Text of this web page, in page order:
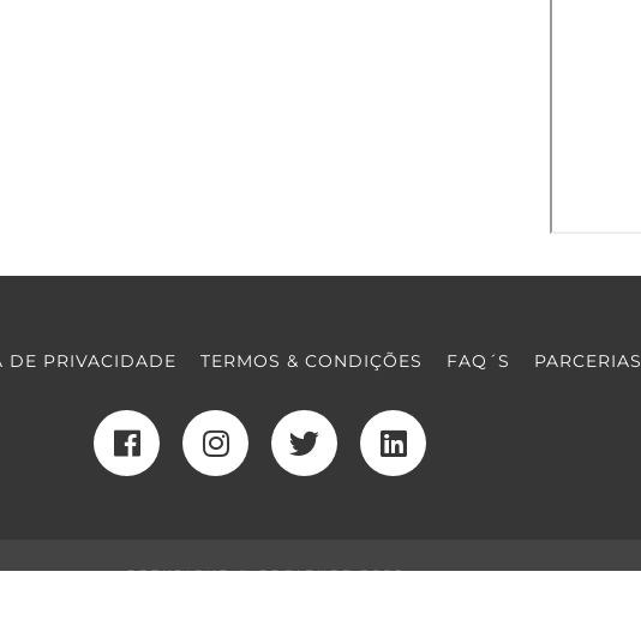
DE PRIVACIDADE TERMOS & CONDIÇÕES FAQ´S PARCERIAS
COPYRIGHT © COOLTURE 2022